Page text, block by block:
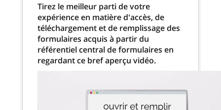
Tirez le meilleur parti de votre
expérience en matière d'accès, de
téléchargement et de remplissage des
formulaires acquis à partir du
référentiel central de formulaires en
regardant ce bref aperçu vidéo.